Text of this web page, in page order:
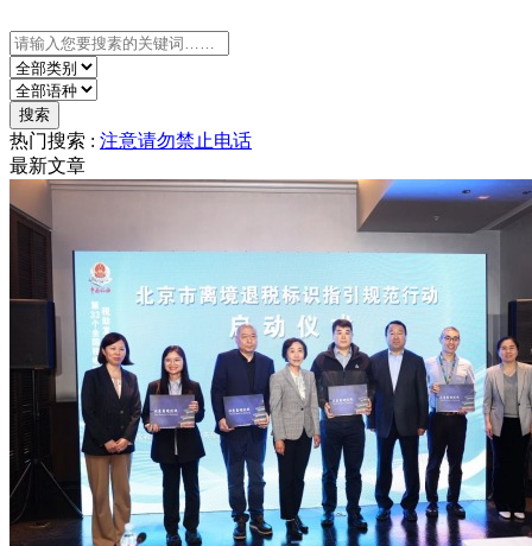
搜索
热门搜索 : 注意请勿禁止电话
最新文章